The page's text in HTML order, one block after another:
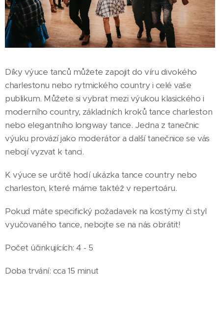
Díky výuce tanců můžete zapojit do víru divokého
charlestonu nebo rytmického country i celé vaše
publikum. Můžete si vybrat mezi výukou klasického i
moderního country, základních kroků tance charleston
nebo elegantního longway tance. Jedna z tanečnic
výuku provází jako moderátor a další tanečnice se vás
nebojí vyzvat k tanci.
K výuce se určitě hodí ukázka tance country nebo
charleston, které máme taktéž v repertoáru.
Pokud máte specifický požadavek na kostýmy či styl
vyučovaného tance, nebojte se na nás obrátit!
Počet účinkujících: 4 - 5
Doba trvání: cca 15 minut